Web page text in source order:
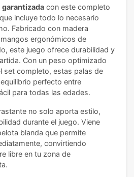
con este completo
incluye todo lo necesario
Fabricado con madera
ergonómicos de
este juego ofrece durabilidad y
Con un peso optimizado
set completo, estas palas de
perfecto entre
para todas las edades.
no solo aporta estilo,
durante el juego. Viene
blanda que permite
convirtiendo
libre en tu zona de